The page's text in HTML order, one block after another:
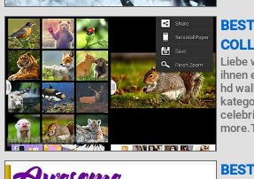
Liebe
ihnen
hd